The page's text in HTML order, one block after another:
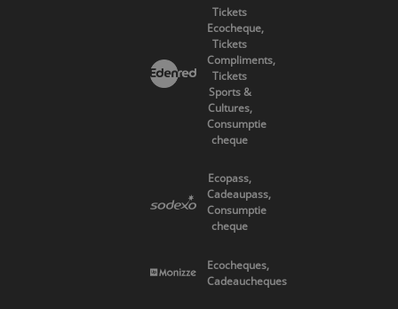
Tickets
Ecocheque,
Tickets
Compliments,
Tickets
Sports &
Cultures,
Consumptie
cheque
Ecopass,
Cadeaupass,
Consumptie
cheque
Ecocheques,
Cadeaucheques